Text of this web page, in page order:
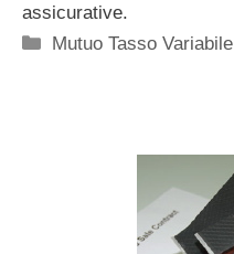
assicurative.
Categorie
Mutuo Tasso Variabile